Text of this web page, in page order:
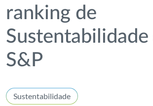
ranking de
Sustentabilidade
S&P
Sustentabilidade